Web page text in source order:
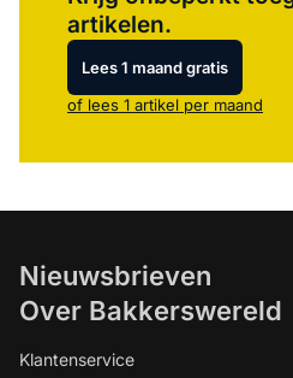
artikelen.
Lees 1 maand gratis
of lees 1 artikel per maand
Nieuwsbrieven
Over Bakkerswereld
Klantenservice